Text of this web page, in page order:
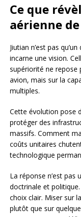
Ce que
aérienne
Jiutian n’est pas
incarne une vision.
supériorité ne repose
avion, mais sur la
multiples.
Cette évolution pose
protéger des
massifs. Comment
coûts unitaires
technologique
La réponse n’est pas
doctrinale et
choix clair. Miser sur
plutôt que sur